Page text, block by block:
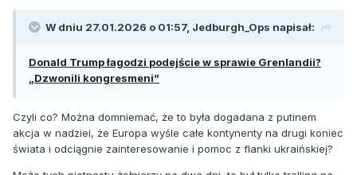
W dniu 27.01.2026 o 01:57, Jedburgh_Ops napisał:
Donald Trump łagodzi podejście w sprawie Grenlandii?
„Dzwonili kongresmeni”
Czyli co? Można domniemać, że to była dogadana z putinem
akcja w nadziei, że Europa wyśle całe kontynenty na drugi koniec
świata i odciągnie zainteresowanie i pomoc z flanki ukraińskiej?